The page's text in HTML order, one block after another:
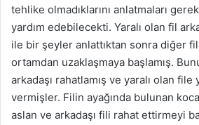
tehlike olmadıklarını anlatmaları
yardım edebilecekti. Yaralı olan fil
ile bir şeyler anlattıktan sonra diğer
ortamdan uzaklaşmaya başlamış.
arkadaşı rahatlamış ve yaralı olan
vermişler. Filin ayağında bulunan
aslan ve arkadaşı fili rahat ettirmeyi